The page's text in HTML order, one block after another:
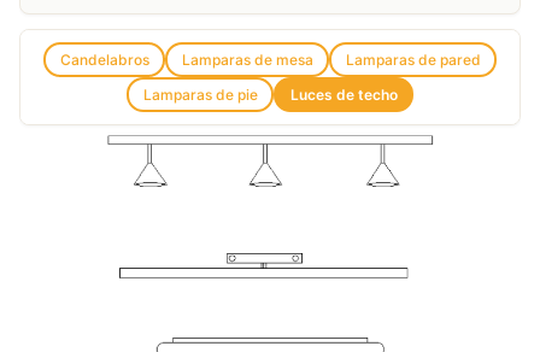
Candelabros Lamparas de mesa
Lamparas de pared
Lamparas de pie
Luces de techo